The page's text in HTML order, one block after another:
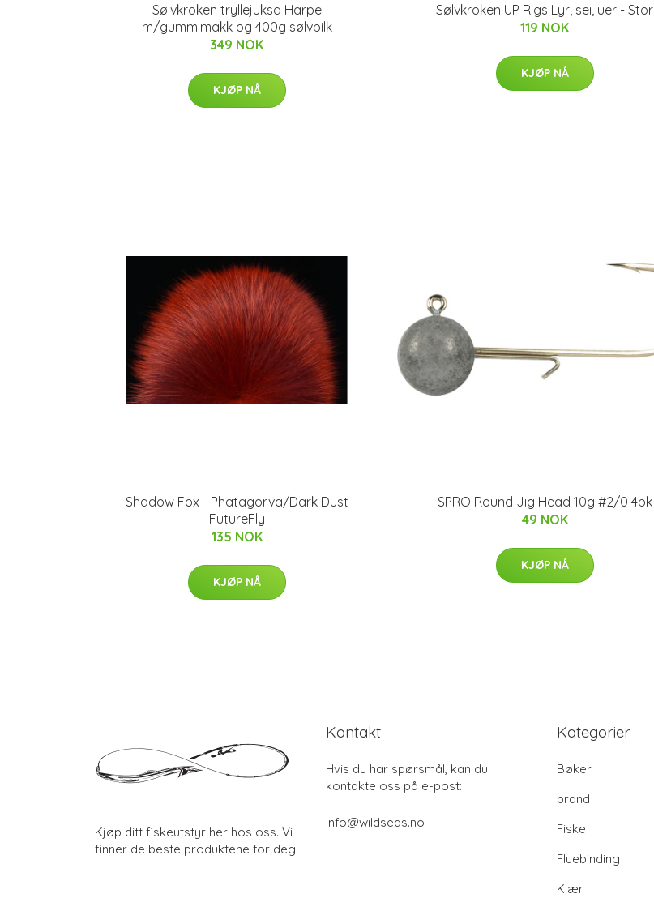
Sølvkroken tryllejuksa Harpe
m/gummimakk og 400g sølvpilk
349 NOK
KJØP NÅ
Sølvkroken UP Rigs Lyr, sei, uer - Stor
119 NOK
KJØP NÅ
Shadow Fox - Phatagorva/Dark Dust
FutureFly
135 NOK
KJØP NÅ
SPRO Round Jig Head 10g #2/0 4pk
49 NOK
KJØP NÅ
Kjøp ditt fiskeutstyr her hos oss. Vi
finner de beste produktene for deg.
Kontakt
Hvis du har spørsmål, kan du
kontakte oss på e-post:
info@wildseas.no
Kategorier
Bøker
brand
Fiske
Fluebinding
Klær